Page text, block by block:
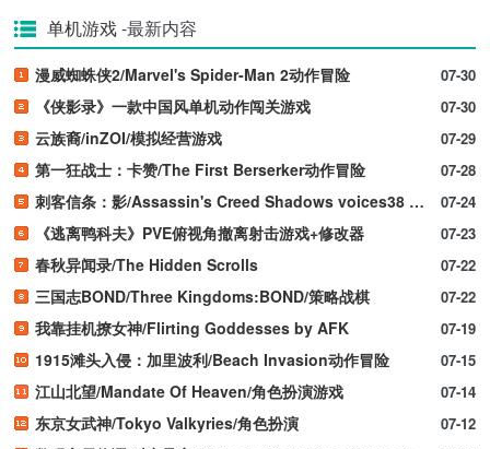
单机游戏-最新内容
07-30
漫威蜘蛛侠2/Marvel's Spider-Man 2动作冒险
07-30
《侠影录》一款中国风单机动作闯关游戏
07-29
云族裔/inZOI/模拟经营游戏
07-28
第一狂战士：卡赞/The First Berserker动作冒险
07-24
刺客信条：影/Assassin's Creed Shadows voices38 新游发布
07-23
《逃离鸭科夫》PVE俯视角撤离射击游戏+修改器
07-22
春秋异闻录/The Hidden Scrolls
07-22
三国志BOND/Three Kingdoms:BOND/策略战棋
07-19
我靠挂机撩女神/Flirting Goddesses by AFK
07-15
1915滩头入侵：加里波利/Beach Invasion动作冒险
07-14
江山北望/Mandate Of Heaven/角色扮演游戏
07-12
东京女武神/Tokyo Valkyries/角色扮演